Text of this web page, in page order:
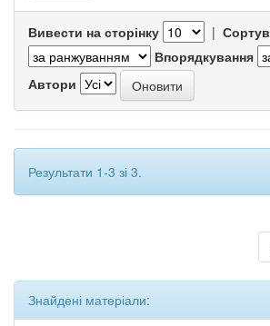
Вивести на сторінку |
Впорядкування
Автори
Результати 1-3 зі 3.
Знайдені матеріали: